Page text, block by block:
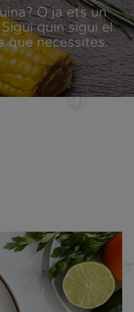
O ja ets un
quin sigui el
que necessites.